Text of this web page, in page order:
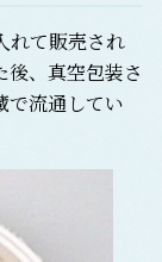
れて販売され
、真空包装さ
で流通してい